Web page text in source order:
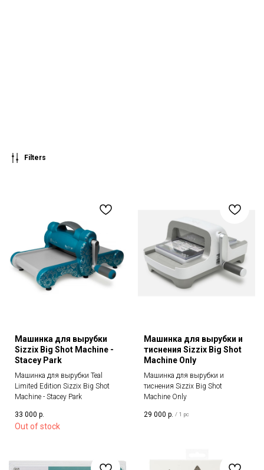
Filters
Машинка для вырубки
Sizzix Big Shot Machine -
Stacey Park
Машинка для вырубки Teal
Limited Edition Sizzix Big Shot
Machine - Stacey Park
33 000 р.
Out of stock
Машинка для вырубки и
тиснения Sizzix Big Shot
Machine Only
Машинка для вырубки и
тиснения Sizzix Big Shot
Machine Only
29 000 р. / 1 pc